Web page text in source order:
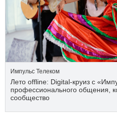
Импульс Телеком
Лето offline: Digital-круиз с
профессионального общения,
сообщество